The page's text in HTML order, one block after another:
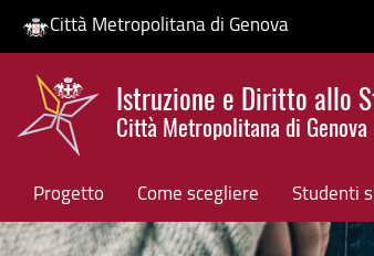
Salta
contenuto
Città Metropolitana di Genova
Istruzione e Diritto allo
Città Metropolitana di Genova
Progetto Come scegliere Studenti
HP banner